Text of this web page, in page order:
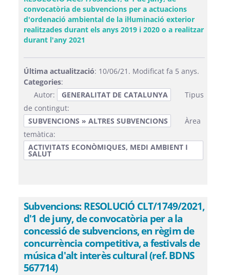
convocatòria de subvencions per a actuacions
d'ordenació ambiental de la il·luminació exterior
realitzades durant els anys 2019 i 2020 o a realitzar
durant l'any 2021
Última actualització: 10/06/21. Modificat fa 5 anys.
Categories:
Autor:
GENERALITAT DE CATALUNYA
Tipus
de contingut:
SUBVENCIONS » ALTRES SUBVENCIONS
Àrea
temàtica:
ACTIVITATS ECONÒMIQUES, MEDI AMBIENT I
SALUT
Subvencions: RESOLUCIÓ CLT/1749/2021,
d'1 de juny, de convocatòria per a la
concessió de subvencions, en règim de
concurrència competitiva, a festivals de
música d'alt interès cultural (ref. BDNS
567714)